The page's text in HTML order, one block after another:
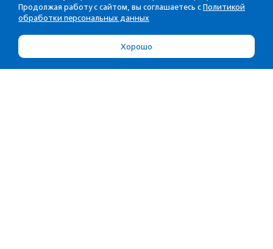
Продолжая работу с сайтом, вы соглашаетесь с Политикой
обработки персональных данных
Хорошо